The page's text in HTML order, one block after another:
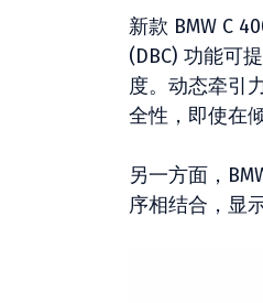
新款 BMW C
(DBC) 功能可
度。动态牵引
全性，即使在
另一方面，
序相结合，显